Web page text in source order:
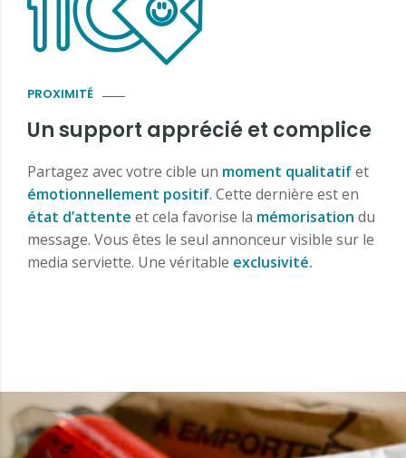
PROXIMITÉ
Un support apprécié et complice
Partagez avec votre cible un moment qualitatifet
émotionnellement positif. Cette dernière est en
état d’attente et cela favorise la mémorisation du
message. Vous êtes le seul annonceur visible sur le
media serviette. Une véritable exclusivité.